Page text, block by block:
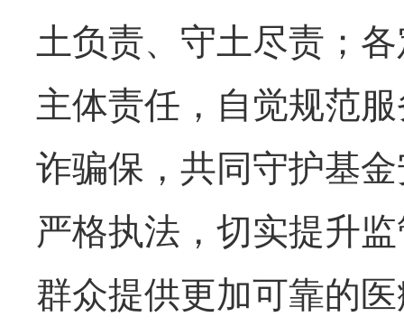
土负责、守土尽责；
主体责任，自觉规范
诈骗保，共同守护基
严格执法，切实提升
群众提供更加可靠的